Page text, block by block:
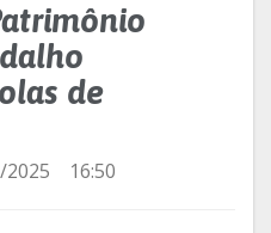
de
2025 16:50